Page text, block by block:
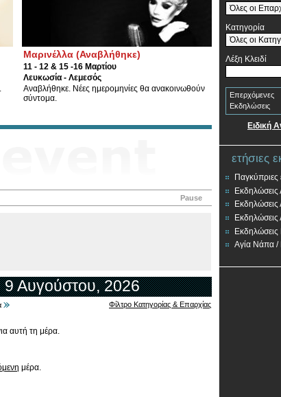
Μαρινέλλα (Αναβλήθηκε)
11 - 12 & 15 -16 Μαρτίου
Λευκωσία - Λεμεσός
Αναβλήθηκε. Νέες ημερομηνίες θα ανακοινωθούν
σύντομα.
Pause
9 Αυγούστου, 2026
Φίλτρο Κατηγορίας & Επαρχίας
αυτή τη μέρα.
μέρα.
Κατηγορία
Λέξη Κλειδί
Επερχόμενες
Εκδηλώσεις
Ειδική
ετήσιες
Παγκύπριες
Εκδηλώσεις
Εκδηλώσεις
Αγία Νάπα /